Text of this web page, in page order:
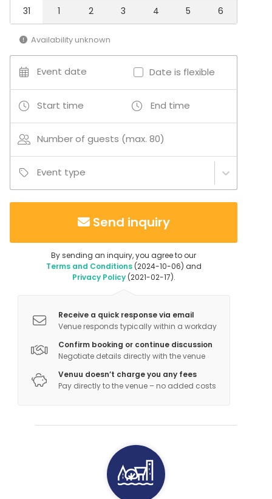
31
1 2 3 4 5 6
Availability unknown
Event date Date is flexible
Start time End time
Number of guests (max. 80)
Event type
Send inquiry
By sending an inquiry, you agree to our
Terms and Conditions(2024-10-06) and
Privacy Policy(2021-02-17).
Receive a quick response via email
Venue responds typically within a workday
Confirm booking or continue discussion
Negotiate details directly with the venue
Venuu doesn’t charge you any fees
Pay directly to the venue – no added costs